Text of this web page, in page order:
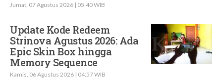
Jumat, 07 Agustus 2026 | 05:40 WIB
Update Kode Redeem
Strinova Agustus 2026: Ada
Epic Skin Box hingga
Memory Sequence
Kamis, 06 Agustus 2026 | 04:57 WIB